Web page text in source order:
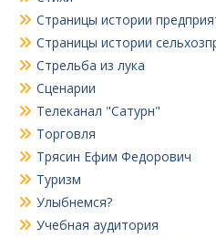
Страницы истории
Страницы истории
Стрельба из лука
Сценарии
Телеканал "Сатурн"
Торговля
Трясин Ефим Федорович
Туризм
Улыбнемся?
Учебная аудитория